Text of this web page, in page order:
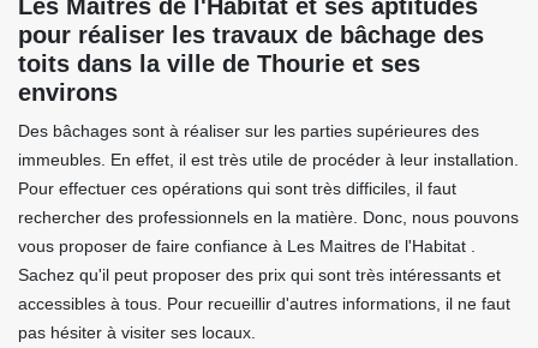
Les Maitres de l'Habitat et ses aptitudes
pour réaliser les travaux de bâchage des
toits dans la ville de Thourie et ses
environs
Des bâchages sont à réaliser sur les parties supérieures des
immeubles. En effet, il est très utile de procéder à leur installation.
Pour effectuer ces opérations qui sont très difficiles, il faut
rechercher des professionnels en la matière. Donc, nous pouvons
vous proposer de faire confiance à Les Maitres de l'Habitat .
Sachez qu'il peut proposer des prix qui sont très intéressants et
accessibles à tous. Pour recueillir d'autres informations, il ne faut
pas hésiter à visiter ses locaux.